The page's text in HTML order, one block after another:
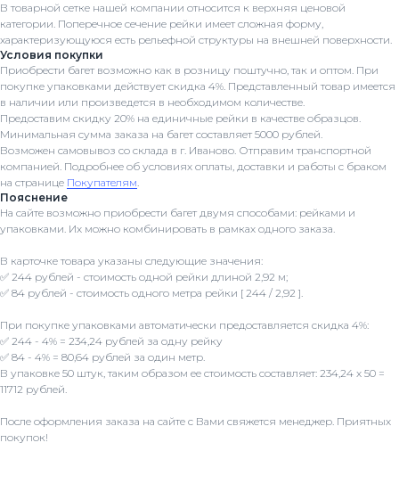
В товарной сетке нашей компании относится к верхняя ценовой
категории. Поперечное сечение рейки имеет сложная форму,
характеризующуюся есть рельефной структуры на внешней поверхности.
Условия покупки
Приобрести багет возможно как в розницу поштучно, так и оптом. При
покупке упаковками действует скидка 4%. Представленный товар имеется
в наличии или произведется в необходимом количестве.
Предоставим скидку 20% на единичные рейки в качестве образцов.
Минимальная сумма заказа на багет составляет 5000 рублей.
Возможен самовывоз со склада в г. Иваново. Отправим транспортной
компанией. Подробнее об условиях оплаты, доставки и работы с браком
на странице Покупателям.
Пояснение
На сайте возможно приобрести багет двумя способами: рейками и
упаковками. Их можно комбинировать в рамках одного заказа.
В карточке товара указаны следующие значения:
✅ 244 рублей - стоимость одной рейки длиной 2,92 м;
✅ 84 рублей - стоимость одного метра рейки [ 244 / 2,92 ].
При покупке упаковками автоматически предоставляется скидка 4%:
✅ 244 - 4% = 234,24 рублей за одну рейку
✅ 84 - 4% = 80,64 рублей за один метр.
В упаковке 50 штук, таким образом ее стоимость составляет: 234,24 x 50 =
11712 рублей.
После оформления заказа на сайте с Вами свяжется менеджер. Приятных
покупок!